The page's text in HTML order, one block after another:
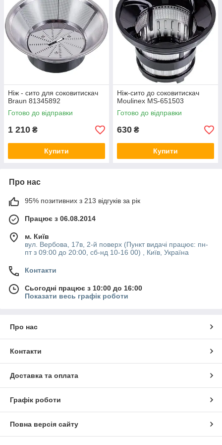
свою допомогу у виборі
потрібних насадок і
допоможуть купити ніж сито
для соковижималки, а також
дадуть відповідь на всі ваші
питання відносно оплати і доставки товару.
Ніж - сито для соковитискач
Braun 81345892
Готово до відправки
1 210 ₴
Купити
Ніж-сито до соковитискач
Moulinex MS-651503
Готово до відправки
630 ₴
Купити
Про нас
95% позитивних з 213 відгуків за рік
Працює з 06.08.2014
м. Київ
вул. Вербова, 17в, 2-й поверх (Пункт видачі працює: пн-
пт з 09:00 до 20:00, сб-нд 10-16 00) , Київ, Україна
Контакти
Сьогодні працює з 10:00 до 16:00
Показати весь графік роботи
Про нас
Контакти
Доставка та оплата
Графік роботи
Повна версія сайту